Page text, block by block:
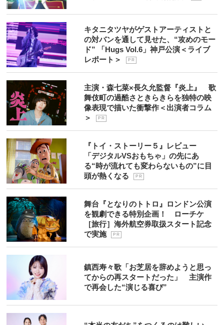
キタニタツヤがゲストアーティストと
の対バンを通して見せた、“攻めのモー
ド” 「Hugs Vol.6」神戸公演＜ライブ
レポート＞
P R
主演・森七菜×長久允監督『炎上』 歌
舞伎町の過酷さときらきらを独特の映
像表現で描いた衝撃作＜出演者コラム
＞
P R
『トイ・ストーリー５』レビュー
「デジタルVSおもちゃ」の先にあ
る“時が流れても変わらないもの”に目
頭が熱くなる
P R
舞台『となりのトトロ』ロンドン公演
を観劇できる特別企画！ ローチケ
［旅行］海外航空券取扱スタート記念
で実施
P R
鎮西寿々歌「お芝居を辞めようと思っ
てからの再スタートだった」 主演作
で再会した“演じる喜び”